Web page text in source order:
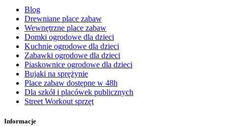
Blog
Drewniane place zabaw
Wewnętrzne place zabaw
Domki ogrodowe dla dzieci
Kuchnie ogrodowe dla dzieci
Zabawki ogrodowe dla dzieci
Piaskownice ogrodowe dla dzieci
Bujaki na sprężynie
Place zabaw dostępne w 48h
Dla szkół i placówek publicznych
Street Workout sprzęt
Informacje